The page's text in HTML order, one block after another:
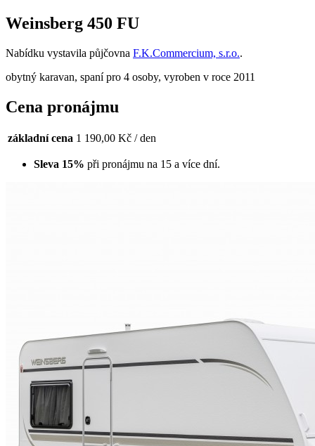
Weinsberg 450 FU
Nabídku vystavila půjčovna F.K.Commercium, s.r.o..
obytný karavan, spaní pro 4 osoby, vyroben v roce 2011
Cena pronájmu
základní cena 1 190,00 Kč / den
Sleva 15% při pronájmu na 15 a více dní.